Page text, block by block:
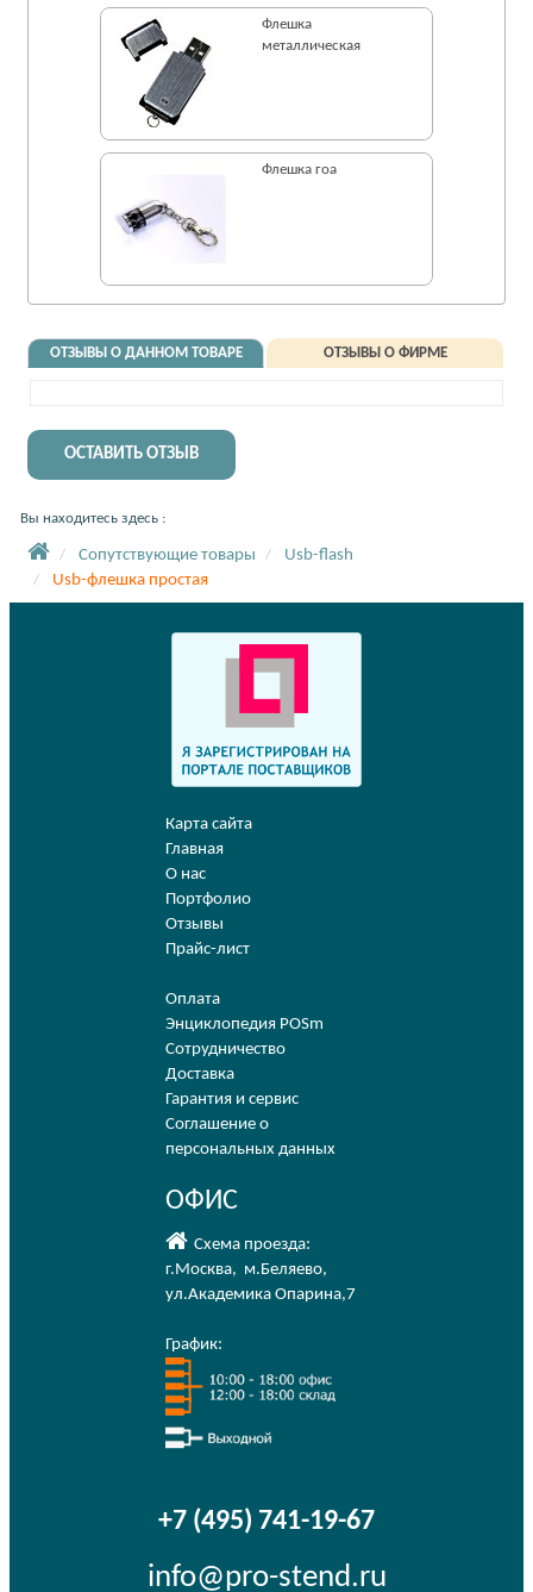
Флешка
металлическая
Флешка гоа
ОТЗЫВЫ О ДАННОМ ТОВАРЕ ОТЗЫВЫ О ФИРМЕ
ОСТАВИТЬ ОТЗЫВ
Вы находитесь здесь :
Сопутствующие товары
Usb-flash
Usb-флешка простая
Карта сайта
Главная
О нас
Портфолио
Отзывы
Прайс-лист
Оплата
Энциклопедия POSm
Сотрудничество
Доставка
Гарантия и сервис
Соглашение о
персональных данных
ОФИС
Схема проезда:
г.Москва, м.Беляево,
ул.Академика Опарина,7
График:
+7 (495) 741-19-67
info@pro-stend.ru